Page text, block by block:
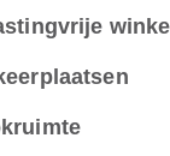
winkel